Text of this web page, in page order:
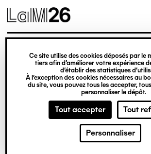
Gestion des cookies
Ce site utilise des cookies déposés par le
tiers afin d’améliorer votre expérience
d’établir des statistiques
À l’exception des cookies nécessaires au
du site, vous pouvez tous les accepter,
personnaliser le dépôt.
Tout accepter Tout
Personnaliser
contenu